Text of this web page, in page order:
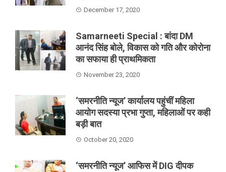
December 17, 2020
Samarneeti Special : बांदा DM
आनंद सिंह बोले, विकास को गति और कोरोना
का सफाया ही प्राथमिकता
November 23, 2020
‘समरनीति न्यूज’ कार्यालय पहुंचीं महिला
आयोग सदस्या प्रभा गुप्ता, महिलाओं पर कही
बड़ी बात
October 20, 2020
‘समरनीति न्यूज’ आफिस में DIG दीपक